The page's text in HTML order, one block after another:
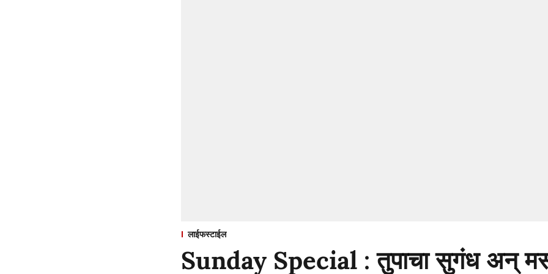
लाईफस्टाईल
Sunday Special : तुपाचा सुगंध अन्